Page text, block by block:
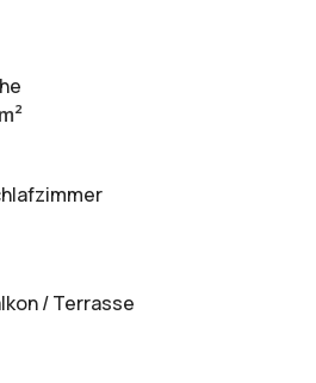
/ Terrasse